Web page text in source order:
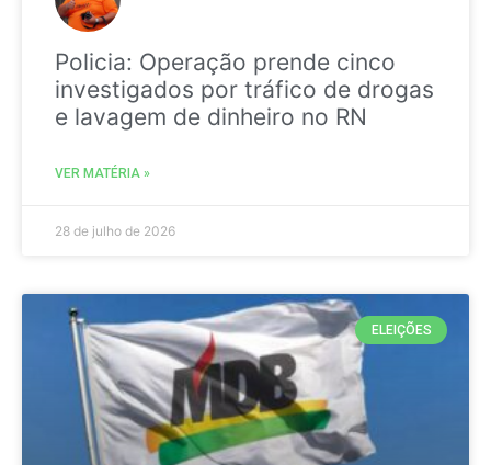
Policia: Operação prende cinco
investigados por tráfico de drogas
e lavagem de dinheiro no RN
VER MATÉRIA »
28 de julho de 2026
ELEIÇÕES